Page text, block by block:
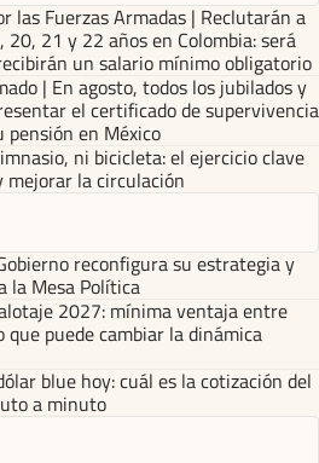
las Fuerzas Armadas | Reclutarán a
20, 21 y 22 años en Colombia: será
un salario mínimo obligatorio
| En agosto, todos los jubilados y
el certificado de supervivencia
pensión en México
ni bicicleta: el ejercicio clave
mejorar la circulación
reconfigura su estrategia y
la Mesa Política
2027: mínima ventaja entre
puede cambiar la dinámica
blue hoy: cuál es la cotización del
a minuto